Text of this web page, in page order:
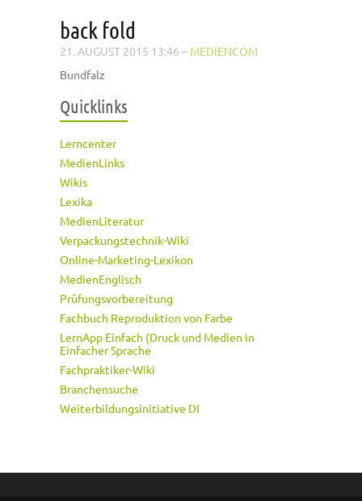
back fold
21. AUGUST 2015 13:46 – MEDIENCOM
Bundfalz
Quicklinks
Lerncenter
MedienLinks
Wikis
Lexika
MedienLiteratur
Verpackungstechnik-Wiki
Online-Marketing-Lexikon
MedienEnglisch
Prüfungsvorbereitung
Fachbuch Reproduktion von Farbe
LernApp Einfach (Druck und Medien in
Einfacher Sprache
Fachpraktiker-Wiki
Branchensuche
Weiterbildungsinitiative DI